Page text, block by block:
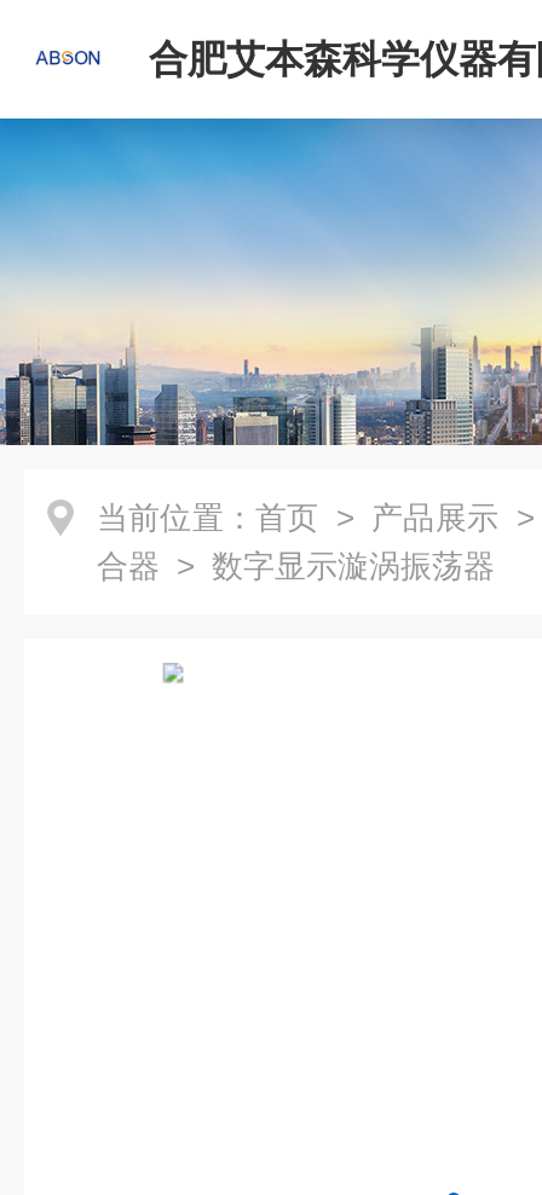
合肥艾本森科学仪器
当前位置： 首页 > 产品展示
合器 > 数字显示漩涡振荡器